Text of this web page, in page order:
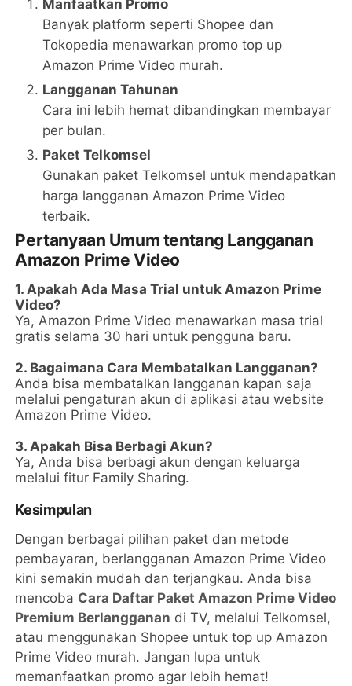
Manfaatkan Promo
Banyak platform seperti Shopee dan
Tokopedia menawarkan promo top up
Amazon Prime Video murah.
Langganan Tahunan
Cara ini lebih hemat dibandingkan membayar
per bulan.
Paket Telkomsel
Gunakan paket Telkomsel untuk mendapatkan
harga langganan Amazon Prime Video
terbaik.
Pertanyaan Umum tentang Langganan
Amazon Prime Video
1. Apakah Ada Masa Trial untuk Amazon Prime
Video?
Ya, Amazon Prime Video menawarkan masa trial
gratis selama 30 hari untuk pengguna baru.
2. Bagaimana Cara Membatalkan Langganan?
Anda bisa membatalkan langganan kapan saja
melalui pengaturan akun di aplikasi atau website
Amazon Prime Video.
3. Apakah Bisa Berbagi Akun?
Ya, Anda bisa berbagi akun dengan keluarga
melalui fitur Family Sharing.
Kesimpulan
Dengan berbagai pilihan paket dan metode
pembayaran, berlangganan Amazon Prime Video
kini semakin mudah dan terjangkau. Anda bisa
mencoba Cara Daftar Paket Amazon Prime Video
Premium Berlangganan di TV, melalui Telkomsel,
atau menggunakan Shopee untuk top up Amazon
Prime Video murah. Jangan lupa untuk
memanfaatkan promo agar lebih hemat!